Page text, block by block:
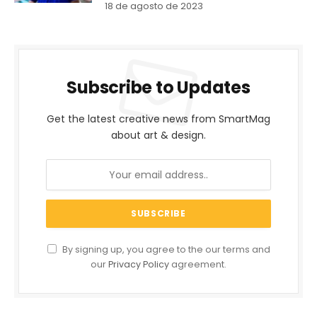
18 de agosto de 2023
Subscribe to Updates
Get the latest creative news from SmartMag
about art & design.
By signing up, you agree to the our terms and
ourPrivacy Policy agreement.